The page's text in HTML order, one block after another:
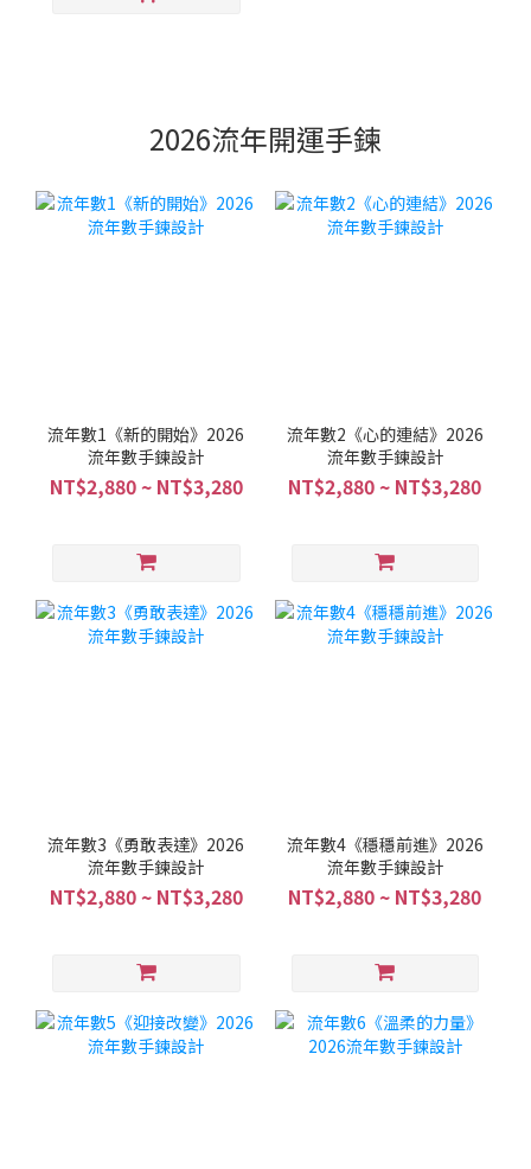
2026流年開運手鍊
流年數1《新的開始》2026
流年數手鍊設計
NT$2,880 ~ NT$3,280
流年數2《心的連結》2026
流年數手鍊設計
NT$2,880 ~ NT$3,280
流年數3《勇敢表達》2026
流年數手鍊設計
NT$2,880 ~ NT$3,280
流年數4《穩穩前進》2026
流年數手鍊設計
NT$2,880 ~ NT$3,280